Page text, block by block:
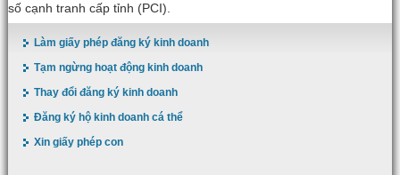
số cạnh tranh cấp tỉnh (PCI).
Làm giấy phép đăng ký kinh doanh
Tạm ngừng hoạt động kinh doanh
Thay đổi đăng ký kinh doanh
Đăng ký hộ kinh doanh cá thể
Xin giấy phép con